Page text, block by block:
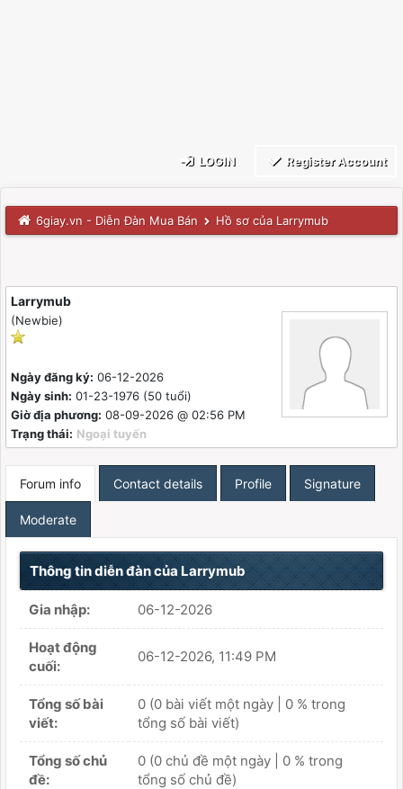
LOGIN Register Account
6giay.vn - Diễn Đàn Mua Bán Hồ sơ của Larrymub
Larrymub
(Newbie)
Ngày đăng ký: 06-12-2026
Ngày sinh: 01-23-1976 (50 tuổi)
Giờ địa phương: 08-09-2026 @ 02:56 PM
Trạng thái: Ngoại tuyến
Forum info Contact details Profile Signature
Moderate
Thông tin diễn đàn của Larrymub
Gia nhập: 06-12-2026
Hoạt động
cuối:
06-12-2026, 11:49 PM
Tổng số bài
viết:
0 (0 bài viết một ngày | 0 % trong
tổng số bài viết)
Tổng số chủ
đề:
0 (0 chủ đề một ngày | 0 % trong
tổng số chủ đề)